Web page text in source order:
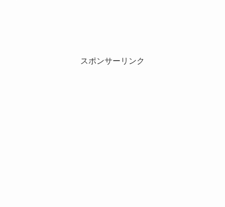
スポンサーリンク